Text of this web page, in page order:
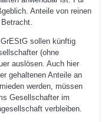
Anteile von reinen
sollen künftig
(ohne
auslösen. Auch hier
gehaltenen Anteile an
werden, müssen
Gesellschafter im
verbleiben.